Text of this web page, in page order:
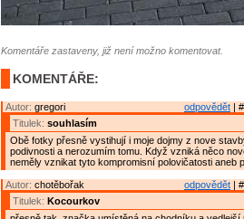
Komentáře zastaveny, již není možno komentovat.
KOMENTÁŘE:
odpovědět |
Autor: gregori
Titulek: souhlasím
Obě fotky přesně vystihují i moje dojmy z nove
podivnosti a nerozumím tomu. Když vzniká něco
neměly vznikat tyto kompromisní polovičatosti aneb
odpovědět |
Autor: chotěbořak
Titulek: Kocourkov